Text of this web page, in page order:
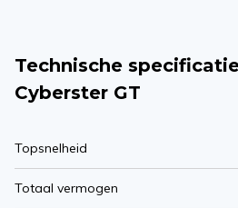
Technische
Cyberster GT
Topsnelheid
Totaal vermogen